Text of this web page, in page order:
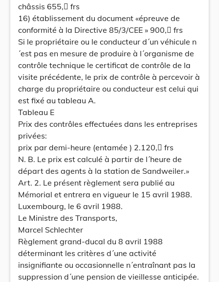
châssis 655, frs
16) établissement du document «épreuve de
conformité à la Directive 85/3/CEE » 900, frs
Si le propriétaire ou le conducteur d´un véhicule n
´est pas en mesure de produire à l´organisme de
contrôle technique le certificat de contrôle de la
visite précédente, le prix de contrôle à percevoir à
charge du propriétaire ou conducteur est celui qui
est fixé au tableau A.
Tableau E
Prix des contrôles effectuées dans les entreprises
privées:
prix par demi-heure (entamée ) 2.120, frs
N. B. Le prix est calculé à partir de l´heure de
départ des agents à la station de Sandweiler.»
Art. 2. Le présent règlement sera publié au
Mémorial et entrera en vigueur le 15 avril 1988.
Luxembourg, le 6 avril 1988.
Le Ministre des Transports,
Marcel Schlechter
Règlement grand-ducal du 8 avril 1988
déterminant les critères d´une activité
insignifiante ou occasionnelle n´entraînant pas la
suppression d´une pension de vieillesse anticipée.